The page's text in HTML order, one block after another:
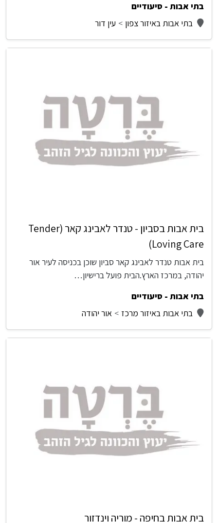
בתי אבות - סיעודיים
בתי אבות באיזור צפון
עין דור
בית אבות בסביון - טנדר לאבינג קאר (Tender
Loving Care)
בית אבות טנדר לאבינג קאר סביון שוכן בכניסה לעיר אור
יהודה, במרכז הארץ.הבית פועל ברישיון…
בתי אבות - סיעודיים
בתי אבות באיזור מרכז
אור יהודה
בית אבות בחיפה - מוריה וינדזור